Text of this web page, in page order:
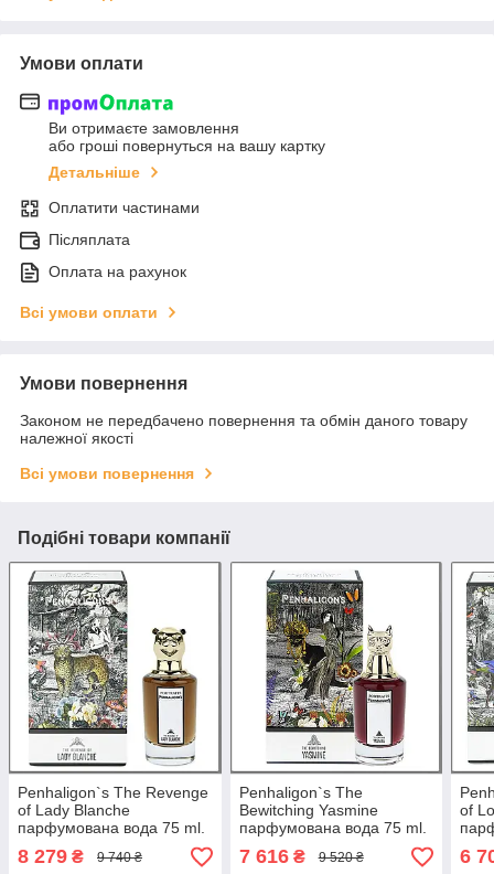
Умови оплати
Ви отримаєте замовлення
або гроші повернуться на вашу картку
Детальніше
Оплатити частинами
Післяплата
Оплата на рахунок
Всі умови оплати
Умови повернення
Законом не передбачено повернення та обмін даного товару
належної якості
Всі умови повернення
Подібні товари компанії
Penhaligon`s The Revenge
of Lady Blanche
парфумована вода 75 ml.
(Пенхалігон Місткість леді
Бланш)
8 279 ₴ 9 740 ₴
Penhaligon`s The
Bewitching Yasmine
парфумована вода 75 ml.
(Пенхалігон Чарівний
Ясмін)
7 616₴ 9 520 ₴
of
6